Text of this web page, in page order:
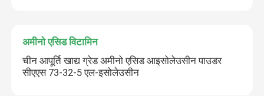
अमीनो एसिड विटामिन
चीन आपूर्ति खाद्य ग्रेड अमीनो एसिड आइसोलेउसीन पाउडर
सीएएस 73-32-5 एल-इसोलेउसीन